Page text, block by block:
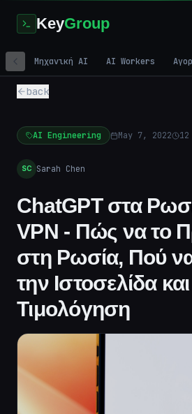
KeyGroup
Μηχανική AI AI Workers
back
AI Engineering May 7, 2022 12
SC Sarah Chen
ChatGPT στα
VPN - Πώς να το
στη Ρωσία, Πού να
την Ιστοσελίδα και
Τιμολόγηση